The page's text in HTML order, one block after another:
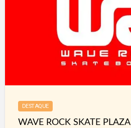
DESTAQUE
WAVE ROCK SKATE PLAZA